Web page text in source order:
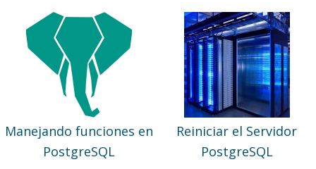
Manejando funciones en
PostgreSQL
Reiniciar el Servidor
PostgreSQL